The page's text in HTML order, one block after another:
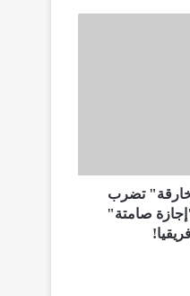
تضرب
صامتة"